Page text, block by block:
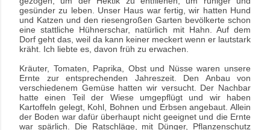
gesünder zu leben. Unser Haus war fertig, wir hatten Hund
und Katzen und den riesengroßen Garten bevölkerte schon
eine stattliche Hühnerschar, natürlich mit Hahn. Auf dem
Dorf geht das, weil da kann keiner meckert wenn er lautstark
kräht. Ich liebte es, davon früh zu erwachen.
Kräuter, Tomaten, Paprika, Obst und Nüsse waren unsere
Ernte zur entsprechenden Jahreszeit. Den Anbau von
verschiedenem Gemüse hatten wir versucht. Der Nachbar
hatte einen Teil der Wiese umgepflügt und wir haben
Kartoffeln gelegt, Kohl, Bohnen und Erbsen angebaut. Allein
der Boden war dafür überhaupt nicht geeignet und die Ernte
war spärlich. Die Ratschläge, mit Dünger, Pflanzenschutz